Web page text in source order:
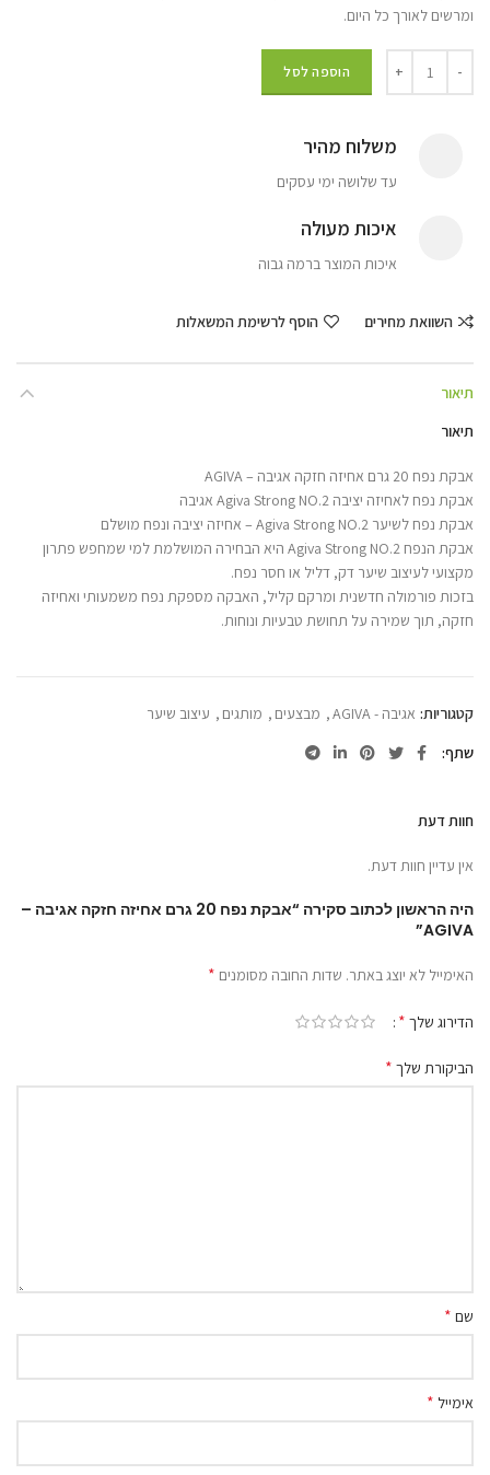
ומרשים לאורך כל היום.
הוספה לסל
משלוח מהיר
עד שלושה ימי עסקים
איכות מעולה
איכות המוצר ברמה גבוה
השוואת מחירים הוסף לרשימת המשאלות
תיאור
תיאור
אבקת נפח 20 גרם אחיזה חזקה אגיבה – AGIVA
אבקת נפח לאחיזה יציבה Agiva Strong NO.2 אגיבה
אבקת נפח לשיער Agiva Strong NO.2 – אחיזה יציבה ונפח מושלם
אבקת הנפח Agiva Strong NO.2 היא הבחירה המושלמת למי שמחפש פתרון
מקצועי לעיצוב שיער דק, דליל או חסר נפח.
בזכות פורמולה חדשנית ומרקם קליל, האבקה מספקת נפח משמעותי ואחיזה
חזקה, תוך שמירה על תחושת טבעיות ונוחות.
קטגוריות: אגיבה - AGIVA , מבצעים , מותגים , עיצוב שיער
שתף
חוות דעת
אין עדיין חוות דעת.
היה הראשון לכתוב סקירה “אבקת נפח 20 גרם אחיזה חזקה אגיבה –
AGIVA”
האימייל לא יוצג באתר. שדות החובה מסומנים *
הדירוג שלך *
הביקורת שלך *
שם *
אימייל *